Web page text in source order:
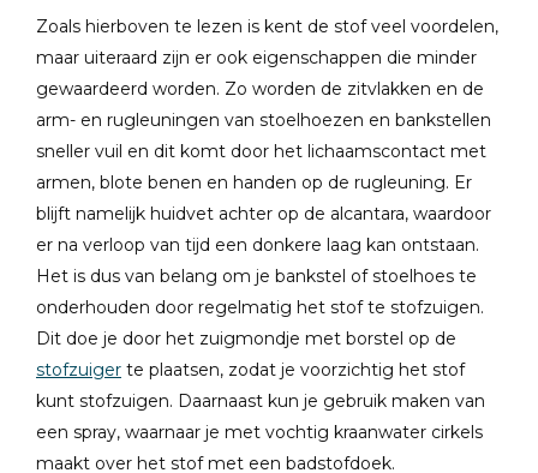
Zoals hierboven te lezen is kent de stof veel voordelen,
maar uiteraard zijn er ook eigenschappen die minder
gewaardeerd worden. Zo worden de zitvlakken en de
arm- en rugleuningen van stoelhoezen en bankstellen
sneller vuil en dit komt door het lichaamscontact met
armen, blote benen en handen op de rugleuning. Er
blijft namelijk huidvet achter op de alcantara, waardoor
er na verloop van tijd een donkere laag kan ontstaan.
Het is dus van belang om je bankstel of stoelhoes te
onderhouden door regelmatig het stof te stofzuigen.
Dit doe je door het zuigmondje met borstel op de
stofzuiger te plaatsen, zodat je voorzichtig het stof
kunt stofzuigen. Daarnaast kun je gebruik maken van
een spray, waarnaar je met vochtig kraanwater cirkels
maakt over het stof met een badstofdoek.